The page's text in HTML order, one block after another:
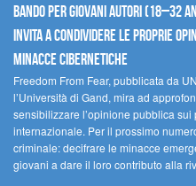
Bando per giovani autori (18–32
invita a condividere le proprie
minacce cibernetiche
Freedom From Fear, pubblicata da
l’Università di Gand, mira ad
sensibilizzare l’opinione pubblica
internazionale. Per il prossimo
criminale: decifrare le minacce
giovani a dare il loro contributo alla